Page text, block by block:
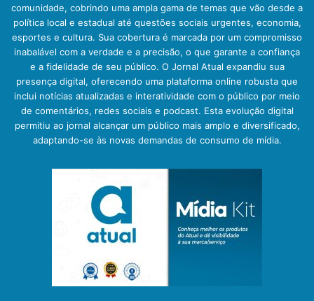
comunidade, cobrindo uma ampla gama de temas que vão desde a
política local e estadual até questões sociais urgentes, economia,
esportes e cultura. Sua cobertura é marcada por um compromisso
inabalável com a verdade e a precisão, o que garante a confiança
e a fidelidade de seu público. O Jornal Atual expandiu sua
presença digital, oferecendo uma plataforma online robusta que
inclui notícias atualizadas e interatividade com o público por meio
de comentários, redes sociais e podcast. Esta evolução digital
permitiu ao jornal alcançar um público mais amplo e diversificado,
adaptando-se às novas demandas de consumo de mídia.